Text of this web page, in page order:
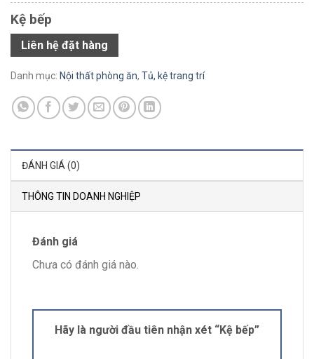
Kệ bếp
Liên hệ đặt hàng
Danh mục: Nội thất phòng ăn, Tủ, kệ trang trí
ĐÁNH GIÁ (0)
THÔNG TIN DOANH NGHIỆP
Đánh giá
Chưa có đánh giá nào.
Hãy là người đầu tiên nhận xét “Kệ bếp”